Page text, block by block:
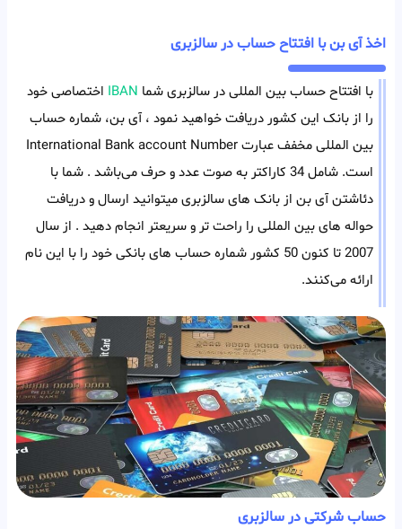
اخذ آی بن با افتتاح حساب در سالزبری
با افتتاح حساب بین المللی در سالزبری شما IBAN اختصاصی خود
را از بانک این کشور دریافت خواهید نمود ، آی بن، شماره حساب
بین المللی مخفف عبارت International Bank account Number
است. شامل 34 کاراکتر به صوت عدد و حرف می‌باشد . شما با
دئاشتن آی بن از بانک های سالزبری میتوانید ارسال و دریافت
حواله های بین المللی را راحت تر و سریعتر انجام دهید . از سال
2007 تا کنون 50 کشور شماره حساب های بانکی خود را با این نام
ارائه می‌کنند.
حساب شرکتی در سالزبری